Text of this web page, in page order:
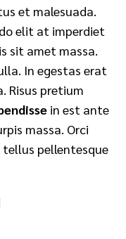
et malesuada.
elit at imperdiet
sit amet massa.
In egestas erat
Risus pretium
in est ante
massa. Orci
pellentesque